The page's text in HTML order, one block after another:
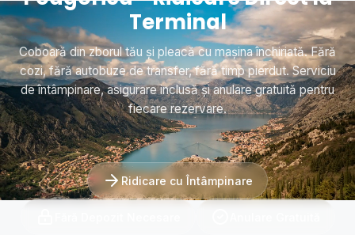
Terminal
Coboară din zborul tău și pleacă cu mașina închiriată. Fără
cozi, fără autobuze de transfer, fără timp pierdut. Serviciu
de întâmpinare, asigurare inclusă și anulare gratuită pentru
fiecare rezervare.
Ridicare cu Întâmpinare